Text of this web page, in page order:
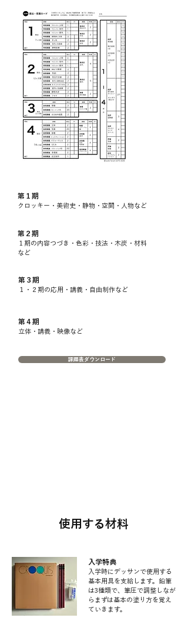
第１期
​クロッキー・美術史・静物・空間・人物など
第２期
​１期の内容つづき・色彩・技法・木炭・材料
など
第３期
​１・２期の応用・講義・自由制作など
第４期
​立体・講義・映像など
課題表ダウンロード
​使用する材料
入学特典
入学時にデッサンで使用する
基本用具を支給します。鉛筆
は3種類で、筆圧で調整しなが
らまずは基本の塗り方を覚え
ていきます。